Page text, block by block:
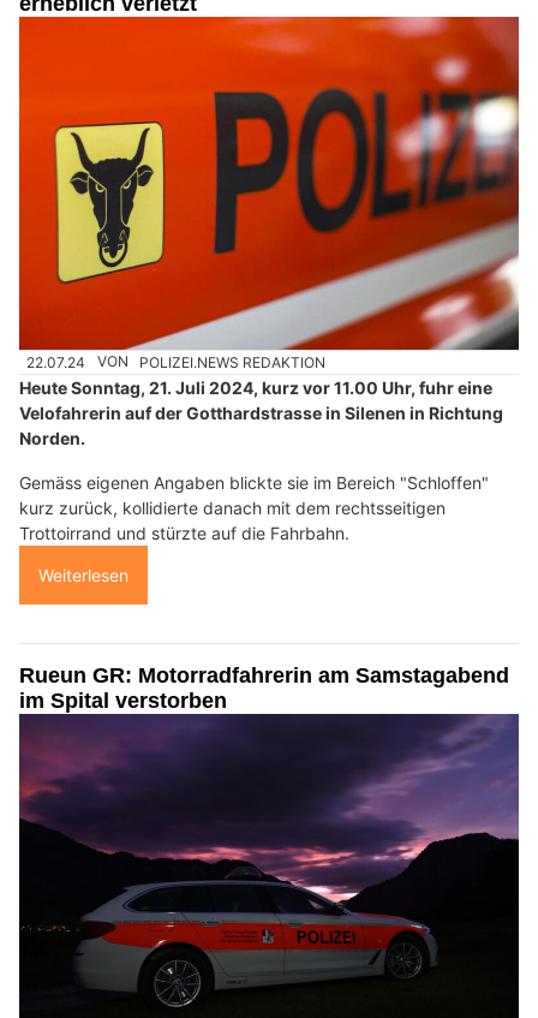
22.07.24 VON POLIZEI.NEWS REDAKTION
Heute Sonntag, 21. Juli 2024, kurz vor 11.00 Uhr, fuhr eine
Velofahrerin auf der Gotthardstrasse in Silenen in Richtung
Norden.
Gemäss eigenen Angaben blickte sie im Bereich "Schloffen"
kurz zurück, kollidierte danach mit dem rechtsseitigen
Trottoirrand und stürzte auf die Fahrbahn.
Weiterlesen
Rueun GR: Motorradfahrerin am Samstagabend
im Spital verstorben